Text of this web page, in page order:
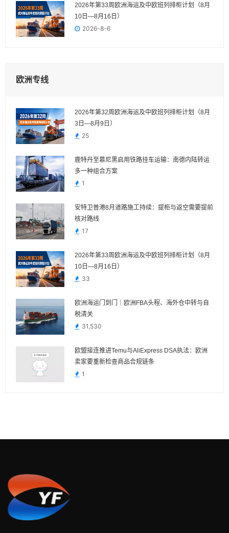
2026年第33周欧洲海运及中欧班列排柜计划（8月
10日—8月16日）
2026-8-6
欧洲专线
2026年第32周欧洲海运及中欧班列排柜计划（8月
3日—8月9日）
25
鹿特丹至慕尼黑启用铁路挂车运输：南德内陆转运
多一种组合方案
1
安特卫普港8月道路施工持续：提柜与返空需要提前
核对路线
17
2026年第33周欧洲海运及中欧班列排柜计划（8月
10日—8月16日）
33
欧洲海运门到门｜欧洲FBA头程、海外仓中转与自
税清关
31,530
欧盟接连推进Temu与AliExpress DSA执法：欧洲
卖家要重新检查商品合规链条
1